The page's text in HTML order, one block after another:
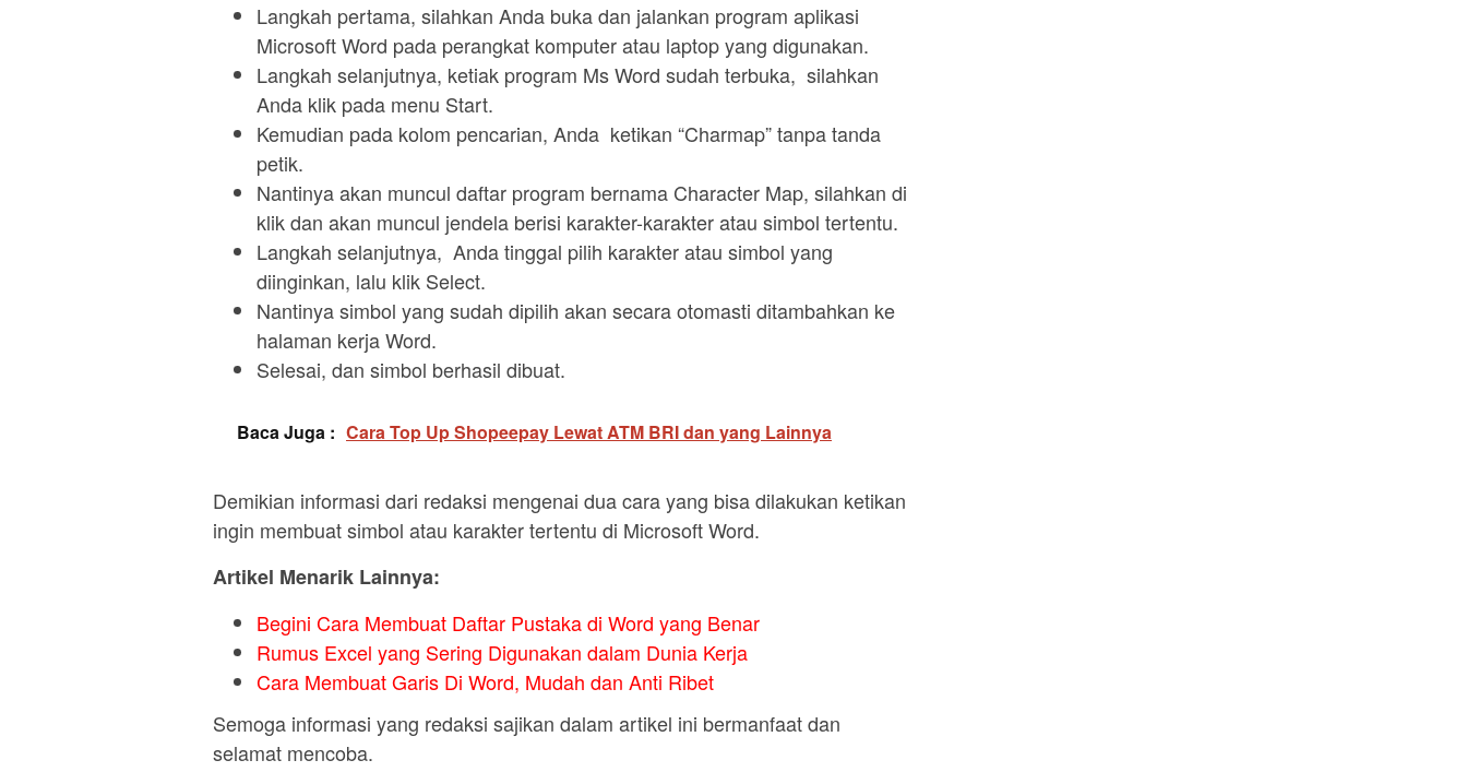
Langkah pertama, silahkan Anda buka dan jalankan program aplikasi
Microsoft Word pada perangkat komputer atau laptop yang digunakan.
Langkah selanjutnya, ketiak program Ms Word sudah terbuka, silahkan
Anda klik pada menu Start.
Kemudian pada kolom pencarian, Anda ketikan “Charmap” tanpa tanda
petik.
Nantinya akan muncul daftar program bernama Character Map, silahkan di
klik dan akan muncul jendela berisi karakter-karakter atau simbol tertentu.
Langkah selanjutnya, Anda tinggal pilih karakter atau simbol yang
diinginkan, lalu klik Select.
Nantinya simbol yang sudah dipilih akan secara otomasti ditambahkan ke
halaman kerja Word.
Selesai, dan simbol berhasil dibuat.
Baca Juga : Cara Top Up Shopeepay Lewat ATM BRI dan yang Lainnya
Demikian informasi dari redaksi mengenai dua cara yang bisa dilakukan ketikan
ingin membuat simbol atau karakter tertentu di Microsoft Word.
Artikel Menarik Lainnya:
Begini Cara Membuat Daftar Pustaka di Word yang Benar
Rumus Excel yang Sering Digunakan dalam Dunia Kerja
Cara Membuat Garis Di Word, Mudah dan Anti Ribet
Semoga informasi yang redaksi sajikan dalam artikel ini bermanfaat dan
selamat mencoba.